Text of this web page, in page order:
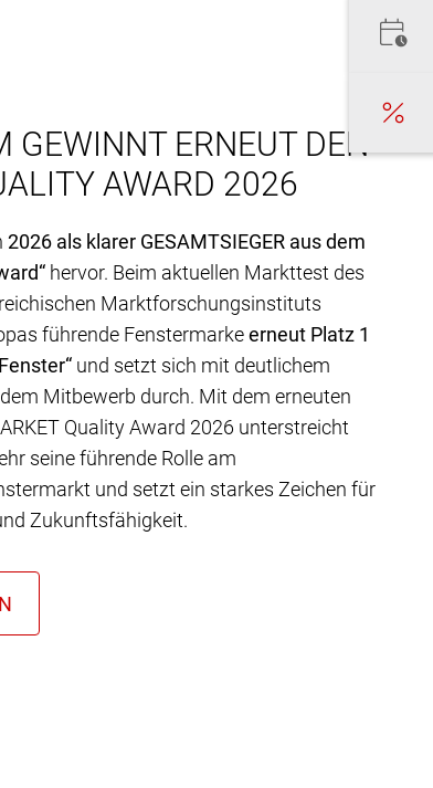
GEWINNT ERNEUT DEN
AWARD 2026
2026 als klarer GESAMTSIEGER aus dem
hervor. Beim aktuellen Markttest des
Marktforschungsinstituts
führende Fenstermarkeerneut Platz 1
und setzt sich mit deutlichem
Mitbewerb durch. Mit dem erneuten
Quality Award 2026 unterstreicht
seine führende Rolle am
und setzt ein starkes Zeichen für
Zukunftsfähigkeit.